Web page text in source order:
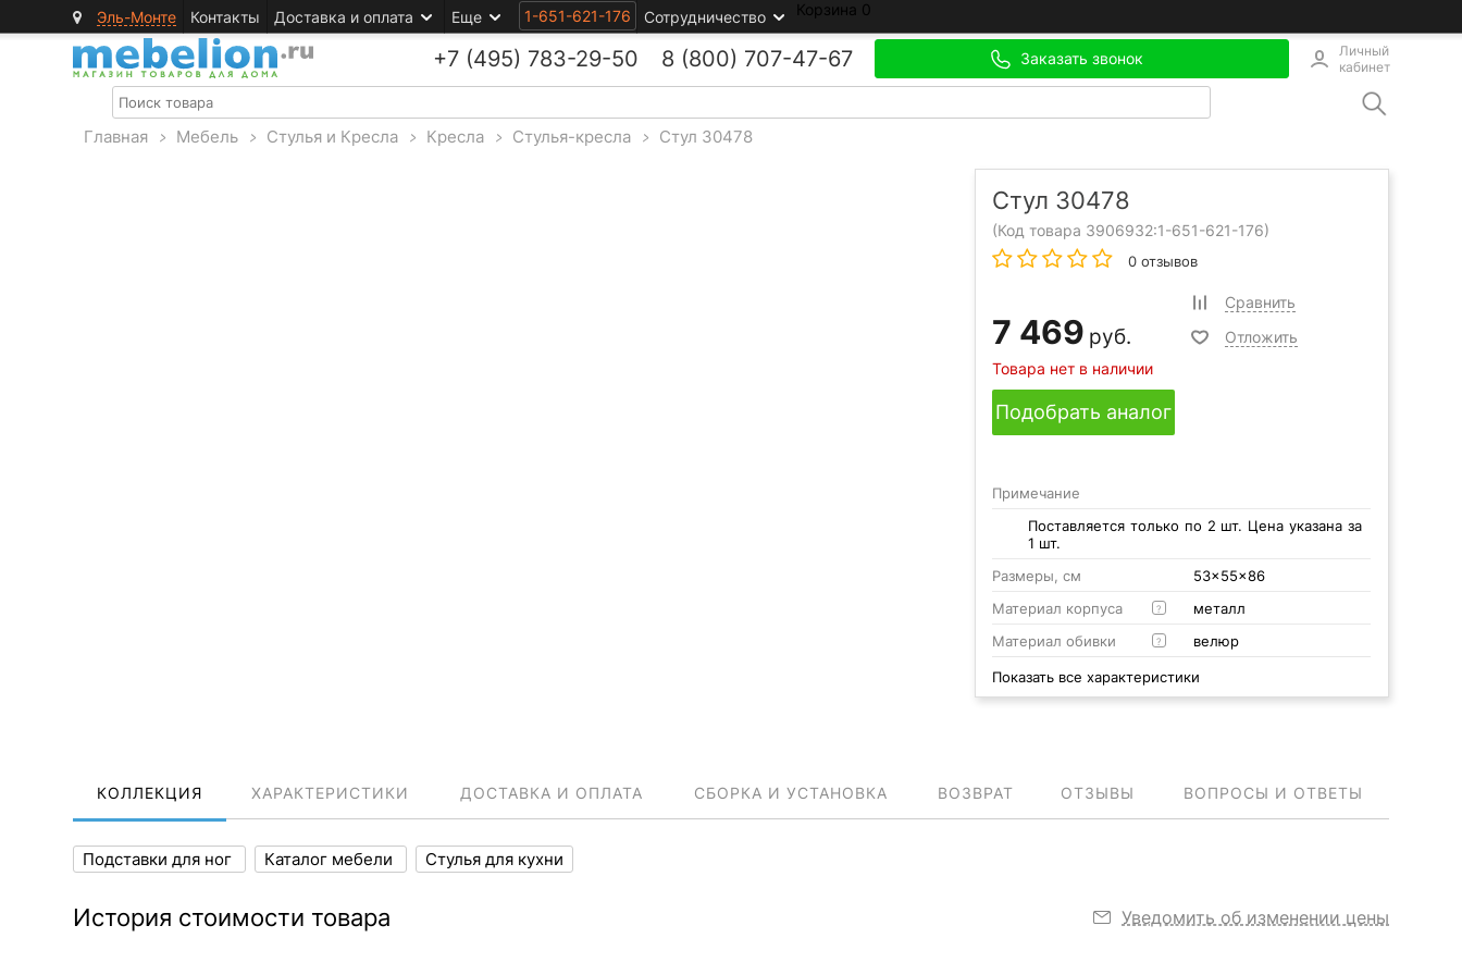
Эль-Монте Контакты Доставка и оплата Еще 1-651-621-176 Сотрудничество Корзина 0
+7 (495) 783-29-50 8 (800) 707-47-67 Заказать звонок
Личный
кабинет
Главная > Мебель > Стулья и Кресла > Кресла > Стулья-кресла > Стул 30478
Стул 30478
(Код товара 3906932:1-651-621-176)
0 отзывов
7 469 руб.
Товара нет в наличии
Сравнить
Отложить
Подобрать аналог
Примечание
Поставляется только по 2 шт. Цена указана за
1 шт.
Размеры, см
53x55x86
Материал корпуса
?
металл
Материал обивки
? велюр
Показать все характеристики
КОЛЛЕКЦИЯ ХАРАКТЕРИСТИКИ ДОСТАВКА И ОПЛАТА СБОРКА И УСТАНОВКА ВОЗВРАТ ОТЗЫВЫ ВОПРОСЫ И ОТВЕТЫ
Подставки для ног Каталог мебели Стулья для кухни
История стоимости товара Уведомить об изменении цены